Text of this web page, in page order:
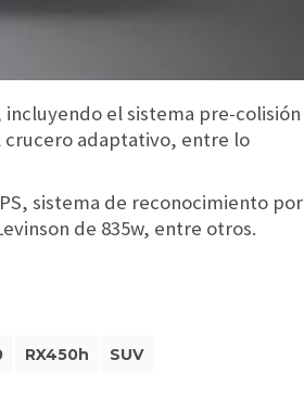
el sistema pre-colisión
adaptativo, entre lo
sistema de reconocimiento por
de 835w, entre otros.
RX450h SUV